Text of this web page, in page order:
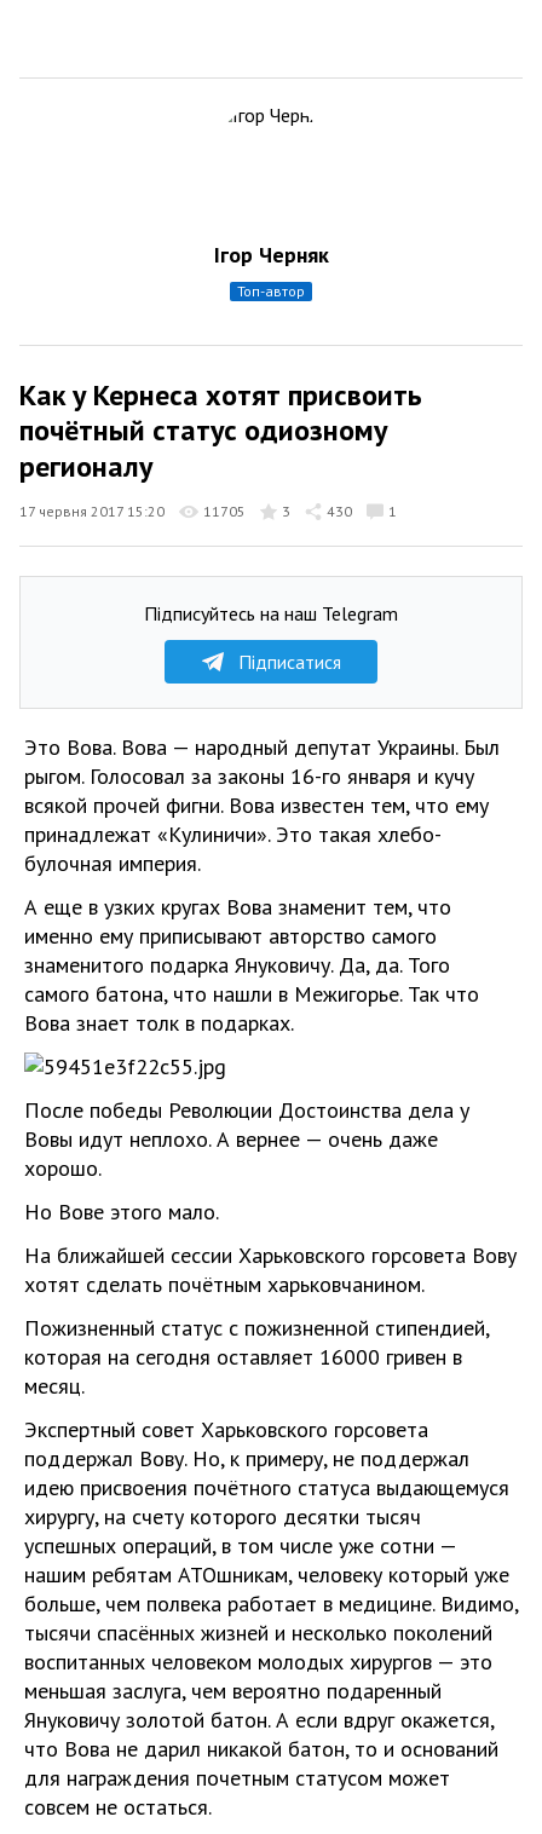
Ігор Черняк
топ-автор
Как у Кернеса хотят присвоить
почётный статус одиозному
регионалу
17 червня 2017 15:20 11705 3 430 1
Підписуйтесь на наш Telegram
Підписатися
Это Вова. Вова — народный депутат Украины. Был
рыгом. Голосовал за законы 16-го января и кучу
всякой прочей фигни. Вова известен тем, что ему
принадлежат «Кулиничи». Это такая хлебо-
булочная империя.
А еще в узких кругах Вова знаменит тем, что
именно ему приписывают авторство самого
знаменитого подарка Януковичу. Да, да. Того
самого батона, что нашли в Межигорье. Так что
Вова знает толк в подарках.
После победы Революции Достоинства дела у
Вовы идут неплохо. А вернее — очень даже
хорошо.
Но Вове этого мало.
На ближайшей сессии Харьковского горсовета Вову
хотят сделать почётным харьковчанином.
Пожизненный статус с пожизненной стипендией,
которая на сегодня оставляет 16000 гривен в
месяц.
Экспертный совет Харьковского горсовета
поддержал Вову. Но, к примеру, не поддержал
идею присвоения почётного статуса выдающемуся
хирургу, на счету которого десятки тысяч
успешных операций, в том числе уже сотни —
нашим ребятам АТОшникам, человеку который уже
больше, чем полвека работает в медицине. Видимо,
тысячи спасённых жизней и несколько поколений
воспитанных человеком молодых хирургов — это
меньшая заслуга, чем вероятно подаренный
Януковичу золотой батон. А если вдруг окажется,
что Вова не дарил никакой батон, то и оснований
для награждения почетным статусом может
совсем не остаться.